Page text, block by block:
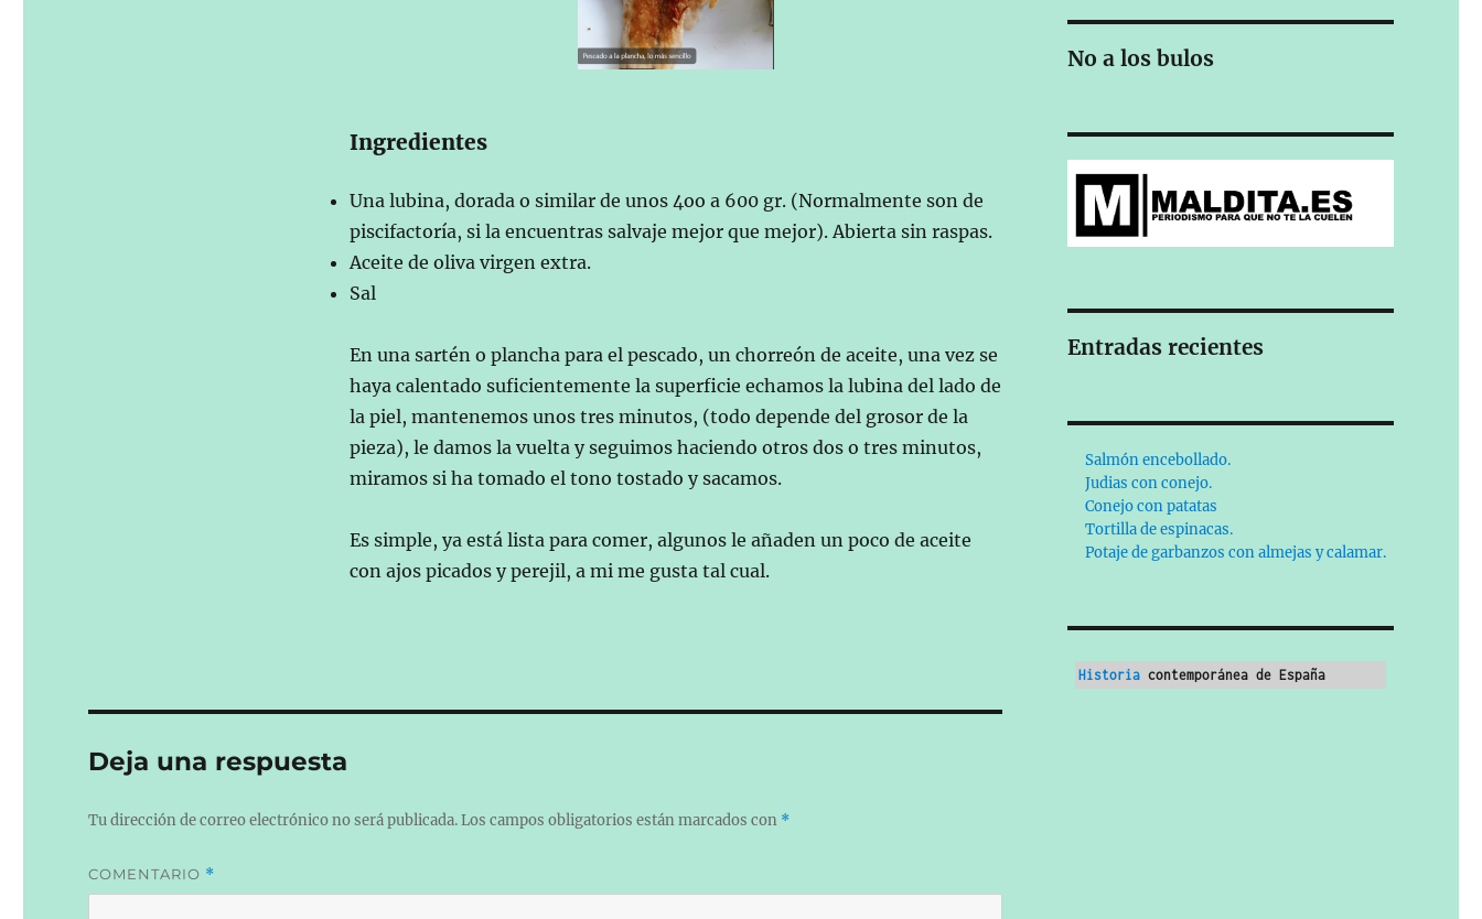
Ingredientes
Una lubina, dorada o similar de unos 4oo a 600 gr. (Normalmente son de
piscifactoría, si la encuentras salvaje mejor que mejor). Abierta sin raspas.
Aceite de oliva virgen extra.
Sal
En una sartén o plancha para el pescado, un chorreón de aceite, una vez se
haya calentado suficientemente la superficie echamos la lubina del lado de
la piel, mantenemos unos tres minutos, (todo depende del grosor de la
pieza), le damos la vuelta y seguimos haciendo otros dos o tres minutos,
miramos si ha tomado el tono tostado y sacamos.
Es simple, ya está lista para comer, algunos le añaden un poco de aceite
con ajos picados y perejil, a mi me gusta tal cual.
Deja una respuesta
Tu dirección de correo electrónico no será publicada.Los campos obligatorios están marcados con *
COMENTARIO *
No a los bulos
Entradas recientes
Salmón encebollado.
Judias con conejo.
Conejo con patatas
Tortilla de espinacas.
Potaje de garbanzos con almejas y calamar.
Historia contemporánea de España